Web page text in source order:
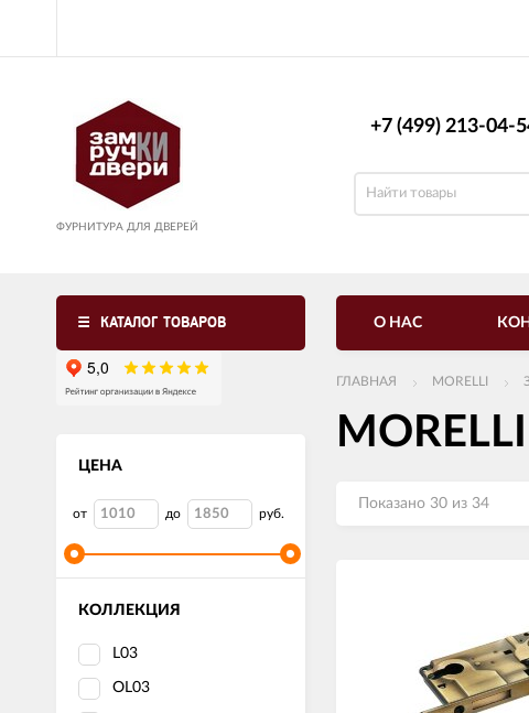
ФУРНИТУРА ДЛЯ ДВЕРЕЙ
+7 (499) 213-04-
КАТАЛОГ ТОВАРОВ
ЦЕНА
от до руб.
КОЛЛЕКЦИЯ
L03
OL03
О НАС
ГЛАВНАЯ MORELLI
Показано 30 из 34